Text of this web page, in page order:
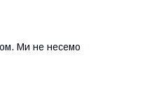
Ми не несемо